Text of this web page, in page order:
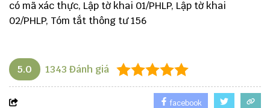
có mã xác thực, Lập tờ khai 01/PHLP, Lập tờ khai
02/PHLP, Tóm tắt thông tư 156
5.0 1343 Đánh giá
facebook